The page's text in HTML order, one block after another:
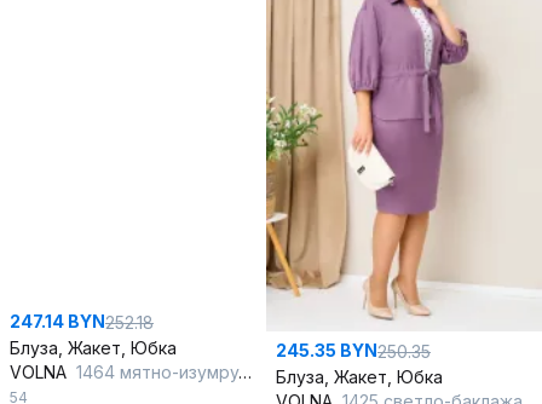
247.14 BYN252.18
Блуза, Жакет, Юбка
VOLNA 1464 мятно-изумрудный
54
245.35 BYN250.35
Блуза, Жакет, Юбка